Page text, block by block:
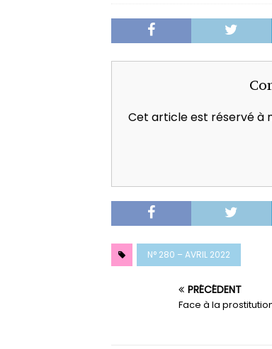
Cet article est réservé à
N° 280 – AVRIL 2022
PRÉCÉDENT
Face à la